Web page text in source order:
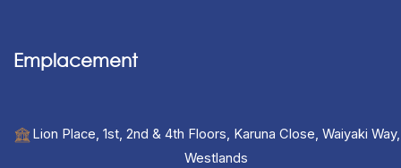
Emplacement
Lion Place, 1st, 2nd & 4th Floors, Karuna Close, Waiyaki Way,
Westlands